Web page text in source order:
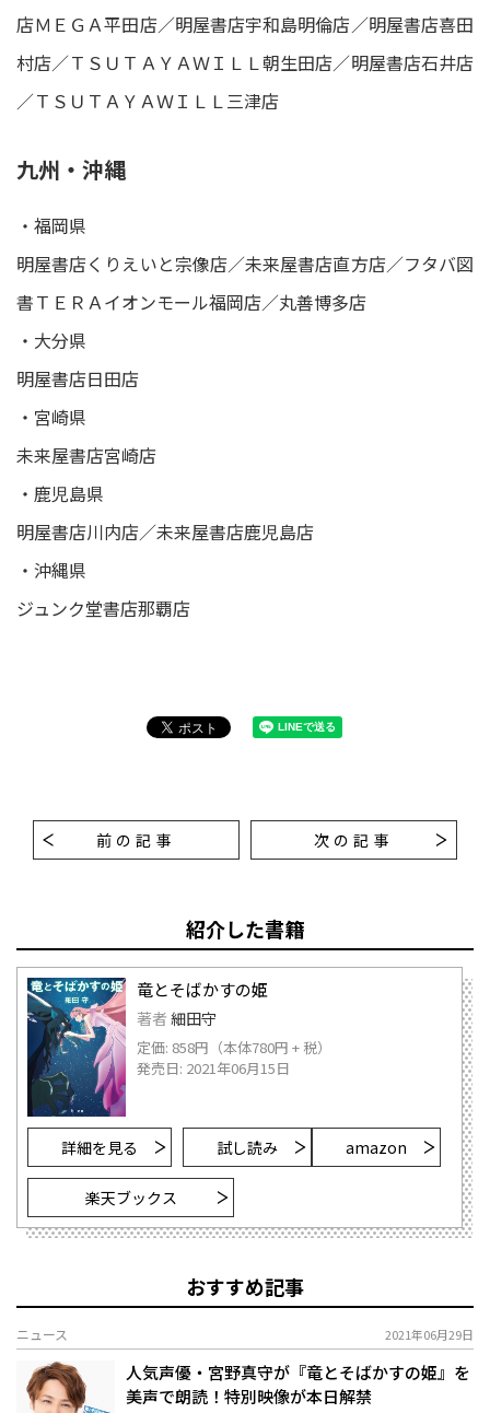
店ＭＥＧＡ平田店／明屋書店宇和島明倫店／明屋書店喜田
村店／ＴＳＵＴＡＹＡＷＩＬＬ朝生田店／明屋書店石井店
／ＴＳＵＴＡＹＡＷＩＬＬ三津店
九州・沖縄
・福岡県
明屋書店くりえいと宗像店／未来屋書店直方店／フタバ図
書ＴＥＲＡイオンモール福岡店／丸善博多店
・大分県
明屋書店日田店
・宮崎県
未来屋書店宮崎店
・鹿児島県
明屋書店川内店／未来屋書店鹿児島店
・沖縄県
ジュンク堂書店那覇店
前の記事 次の記事
紹介した書籍
竜とそばかすの姫
著者 細田守
定価: 858円（本体780円 + 税）
発売日: 2021年06月15日
詳細を見る 試し読み amazon
楽天ブックス
おすすめ記事
ニュース 2021年06月29日
人気声優・宮野真守が『竜とそばかすの姫』を
美声で朗読！特別映像が本日解禁